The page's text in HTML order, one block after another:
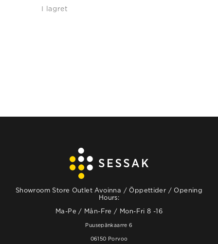
price
I lagret
Showroom Store Outlet Avoinna / Öppettider / Opening
Hours:
Ma-Pe / Mån-Fre / Mon-Fri 8 -16
Puusepänkaarre 6
06150 Porvoo